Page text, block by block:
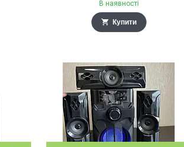
В наявності
Купити